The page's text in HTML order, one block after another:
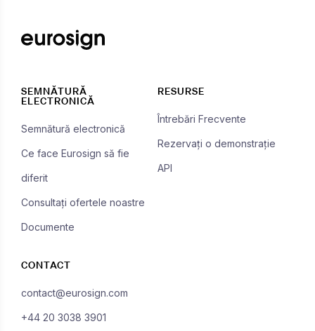
SEMNĂTURĂ
ELECTRONICĂ
Semnătură electronică
Ce face Eurosign să fie
diferit
Consultați ofertele noastre
Documente
RESURSE
Întrebări Frecvente
Rezervați o demonstrație
API
CONTACT
contact@eurosign.com
+44 20 3038 3901